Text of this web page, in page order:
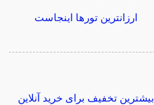
ارزانترین تورها اینجاست
بیشترین تخفیف برای خرید آنلاین